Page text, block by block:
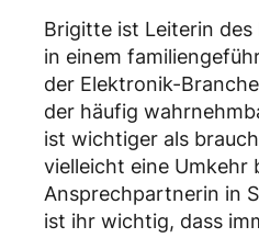
Brigitte ist Leiterin
in einem
der Elektronik-
der häufig
ist wichtiger als
vielleicht eine Umkehr
Ansprechpartnerin in
ist ihr wichtig, dass